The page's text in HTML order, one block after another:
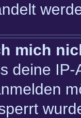
mich
deine